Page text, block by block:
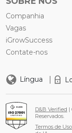
Companhia
Vagas
iGrowSuccess
Contate-nos
Língua |
D&B Verified |
Reservados.
Termos de Uso